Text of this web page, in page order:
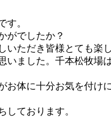
す。
がでしたか？
いただき皆様とても楽
いました。千本松牧場
お体に十分お気を付け
しております。